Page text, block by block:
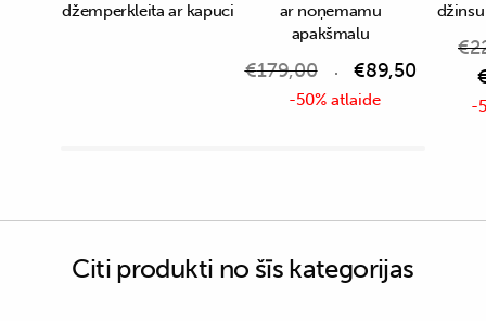
džemperkleita ar kapuci
ar noņemamu
apakšmalu
€179,00 €89,50
-50% atlaide
€
-
Citi produkti no šīs kategorijas